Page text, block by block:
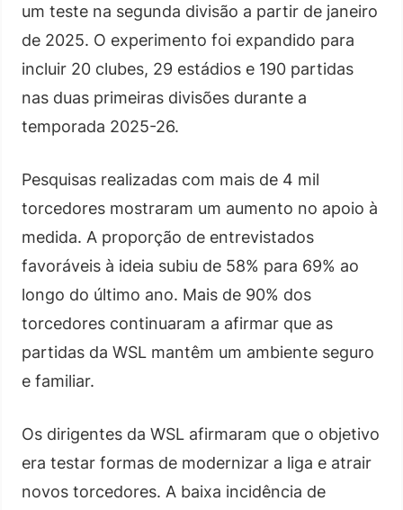
um teste na segunda divisão a partir de janeiro
de 2025. O experimento foi expandido para
incluir 20 clubes, 29 estádios e 190 partidas
nas duas primeiras divisões durante a
temporada 2025-26.
Pesquisas realizadas com mais de 4 mil
torcedores mostraram um aumento no apoio à
medida. A proporção de entrevistados
favoráveis à ideia subiu de 58% para 69% ao
longo do último ano. Mais de 90% dos
torcedores continuaram a afirmar que as
partidas da WSL mantêm um ambiente seguro
e familiar.
Os dirigentes da WSL afirmaram que o objetivo
era testar formas de modernizar a liga e atrair
novos torcedores. A baixa incidência de